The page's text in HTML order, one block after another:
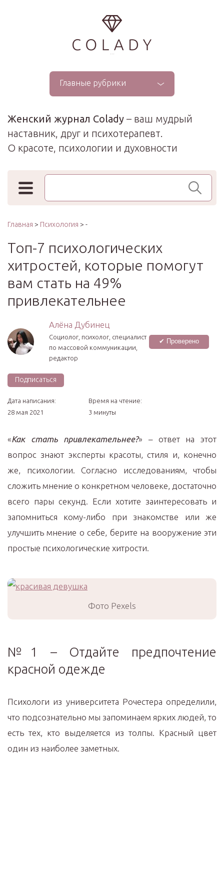
...
Главные рубрики
Женский журнал Colady – ваш мудрый
наставник, друг и психотерапевт.
О красоте, психологии и духовности
Поиск по сайту
Главная > Психология > -
Топ-7 психологических
хитростей, которые помогут
вам стать на 49%
привлекательнее
Алёна Дубинец
Социолог, психолог, специалист
по массовой коммуникации,
редактор
✔ Проверено
Подписаться
Дата написания:
28 мая 2021
Время на чтение:
3 минуты
«Как стать привлекательнее?» – ответ на этот
вопрос знают эксперты красоты, стиля и, конечно
же, психологии. Согласно исследованиям, чтобы
сложить мнение о конкретном человеке, достаточно
всего пары секунд. Если хотите заинтересовать и
запомниться кому-либо при знакомстве или же
улучшить мнение о себе, берите на вооружение эти
простые психологические хитрости.
Фото Pexels
№1 – Отдайте предпочтение
красной одежде
Психологи из университета Рочестера определили,
что подсознательно мы запоминаем ярких людей, то
есть тех, кто выделяется из толпы. Красный цвет
один из наиболее заметных.